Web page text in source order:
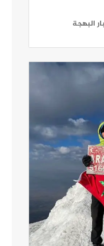
البهجة